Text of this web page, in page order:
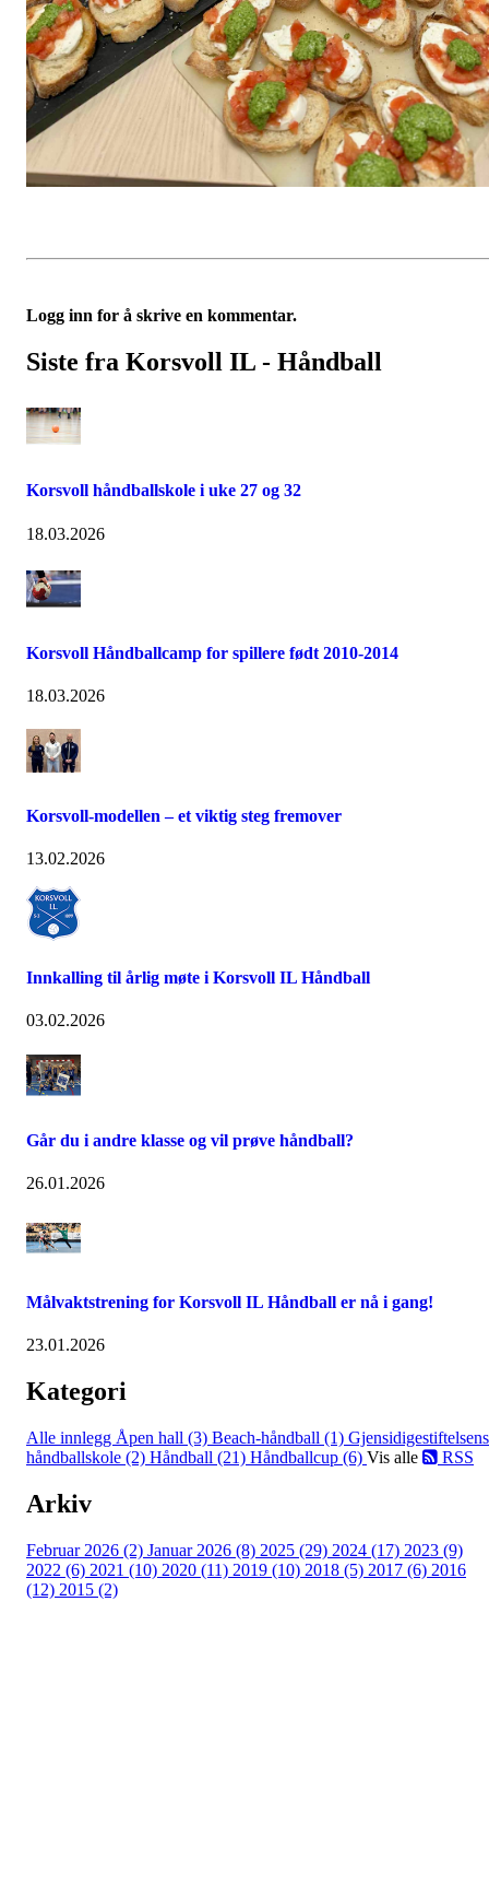
Logg inn for å skrive en kommentar.
Siste fra Korsvoll IL - Håndball
Korsvoll håndballskole i uke 27 og 32
18.03.2026
Korsvoll Håndballcamp for spillere født 2010-2014
18.03.2026
Korsvoll-modellen – et viktig steg fremover
13.02.2026
Innkalling til årlig møte i Korsvoll IL Håndball
03.02.2026
Går du i andre klasse og vil prøve håndball?
26.01.2026
Målvaktstrening for Korsvoll IL Håndball er nå i gang!
23.01.2026
Kategori
Alle innlegg Åpen hall (3) Beach-håndball (1) Gjensidigestiftelsens
håndballskole (2) Håndball (21) Håndballcup (6) Vis alle RSS
Arkiv
Februar 2026 (2) Januar 2026 (8) 2025 (29) 2024 (17) 2023 (9)
2022 (6) 2021 (10) 2020 (11) 2019 (10) 2018 (5) 2017 (6) 2016
(12) 2015 (2)